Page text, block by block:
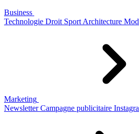
Business
Technologie Droit Sport Architecture
Marketing
Newsletter Campagne publicitaire